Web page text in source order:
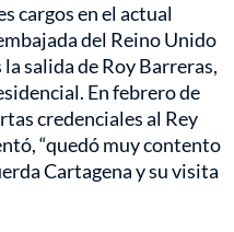
cargos en el actual
del Reino Unido
salida de Roy Barreras,
En febrero de
credenciales al Rey
“quedó muy contento
Cartagena y su visita